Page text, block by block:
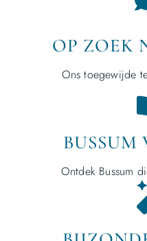
OP ZOEK
Ons toegewijde
BUSSUM
Ontdek Bussum